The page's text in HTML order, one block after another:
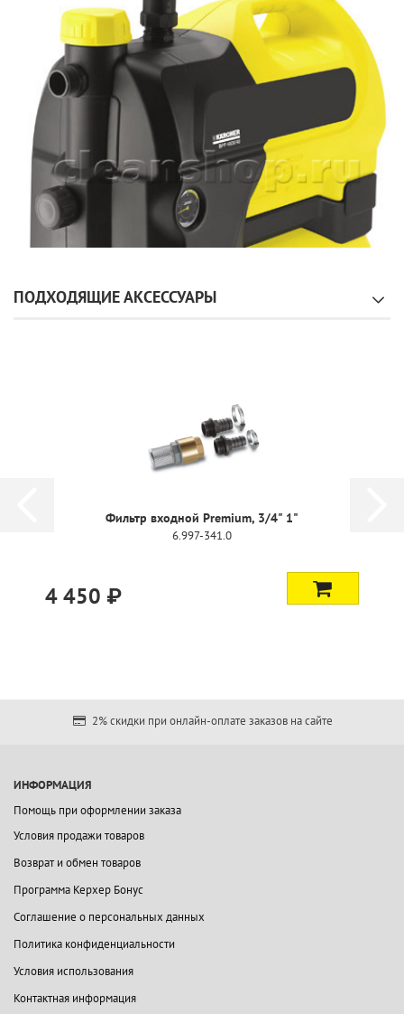
ПОДХОДЯЩИЕ АКСЕССУАРЫ
Фильтр входной Premium, 3/4" 1"
6.997-341.0
4 450 ₽
2% скидки при онлайн-оплате заказов на сайте
ИНФОРМАЦИЯ
Помощь при оформлении заказа
Условия продажи товаров
Возврат и обмен товаров
Программа Керхер Бонус
Соглашение о персональных данных
Политика конфиденциальности
Условия использования
Контактная информация